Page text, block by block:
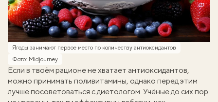
Ягоды занимают первое место по количеству антиоксидантов
Фото: Midjourney
Если в твоём рационе не хватает антиоксидантов,
можно принимать поливитамины, однако перед этим
лучше посоветоваться с диетологом. Учёные до сих пор